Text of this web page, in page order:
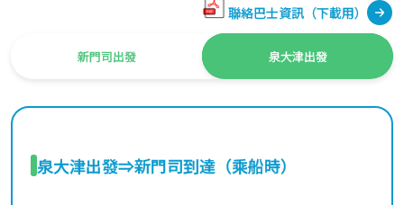
聯絡巴士資訊（下載用）
新門司出發 泉大津出發
泉大津出發⇒新門司到達（乘船時）